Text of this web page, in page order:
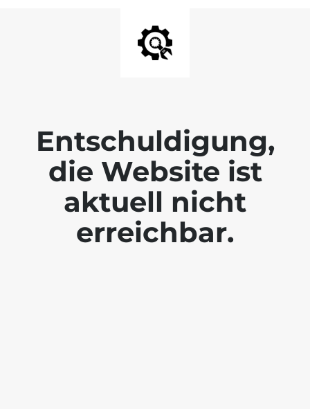
Entschuldigung,
die Website ist
aktuell nicht
erreichbar.